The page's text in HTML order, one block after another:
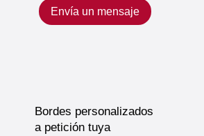
Envía un mensaje
Bordes personalizados
a petición tuya